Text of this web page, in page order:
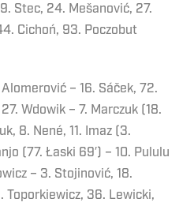
Stec, 24. Mešanović, 27.
Cichoń, 93. Poczobut
Alomerović – 16. Sáček, 72.
Wdowik – 7. Marczuk (18.
8. Nené, 11. Imaz (3.
(77. Łaski 69′) – 10. Pululu
– 3. Stojinović, 18.
Toporkiewicz, 36. Lewicki,